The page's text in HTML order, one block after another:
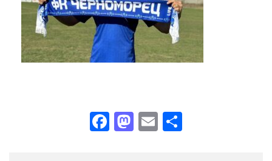
Facebook
Mastodon
Email